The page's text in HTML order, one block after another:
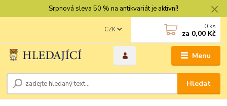
Srpnová sleva 50 % na antikvariát je aktivní!
Menu
CZK
Hledat
0 ks
za 0,00 Kč